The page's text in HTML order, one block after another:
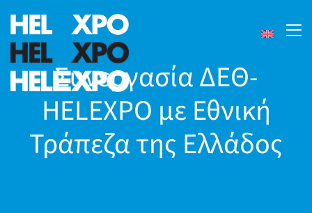
Συνεργασία ΔΕΘ-
HELEXPO με Εθνική
Τράπεζα της Ελλάδος